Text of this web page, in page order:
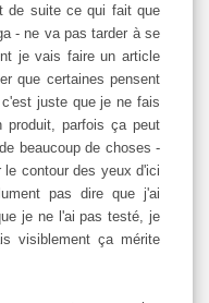
de suite ce qui fait que
- ne va pas tarder à se
je vais faire un article
que certaines pensent
juste que je ne fais
parfois ça peut
beaucoup de choses -
contour des yeux d'ici
pas dire que j'ai
je ne l'ai pas testé, je
visiblement ça mérite